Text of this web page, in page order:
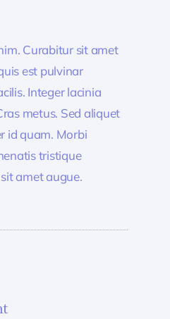
Curabitur sit amet
est pulvinar
Integer lacinia
metus. Sed aliquet
id quam. Morbi
tristique
amet augue.